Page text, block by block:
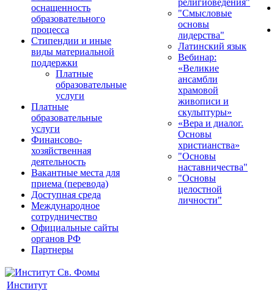
оснащенность
образовательного
процесса
Стипендии и иные
виды материальной
поддержки
Платные
образовательные
услуги
Платные
образовательные
услуги
Финансово-
хозяйственная
деятельность
Вакантные места для
приема (перевода)
Доступная среда
Международное
сотрудничество
Официальные сайты
органов РФ
Партнеры
религиоведения"
"Смысловые
основы
лидерства"
Латинский язык
Вебинар:
«Великие
ансамбли
храмовой
живописи и
скульптуры»
«Вера и диалог.
Основы
христианства»
"Основы
наставничества"
"Основы
целостной
личности"
Институт